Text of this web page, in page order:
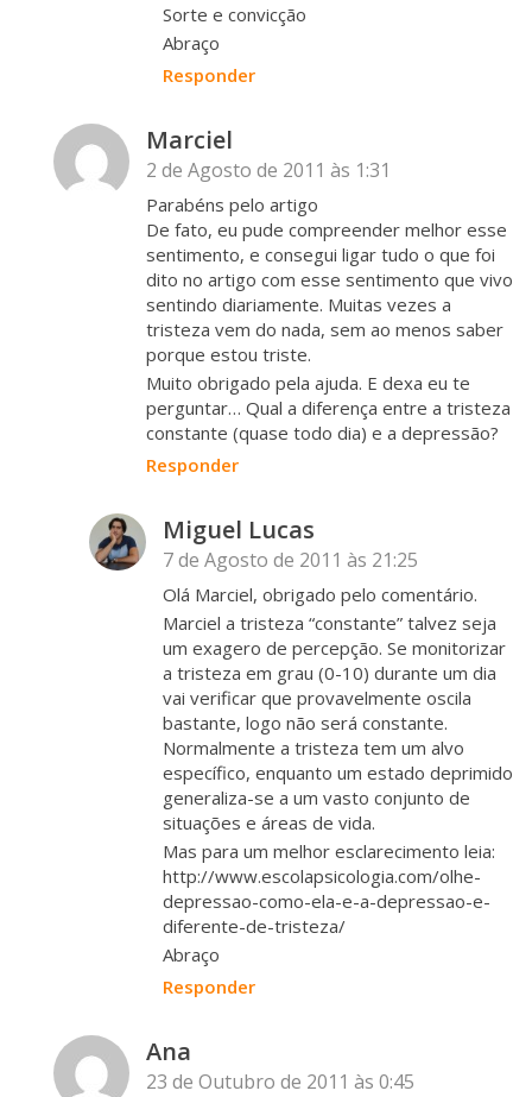
Sorte e convicção
Abraço
Responder
Marciel
2 de Agosto de 2011 às 1:31
Parabéns pelo artigo
De fato, eu pude compreender melhor esse
sentimento, e consegui ligar tudo o que foi
dito no artigo com esse sentimento que vivo
sentindo diariamente. Muitas vezes a
tristeza vem do nada, sem ao menos saber
porque estou triste.
Muito obrigado pela ajuda. E dexa eu te
perguntar… Qual a diferença entre a tristeza
constante (quase todo dia) e a depressão?
Responder
Miguel Lucas
7 de Agosto de 2011 às 21:25
Olá Marciel, obrigado pelo comentário.
Marciel a tristeza “constante” talvez seja
um exagero de percepção. Se monitorizar
a tristeza em grau (0-10) durante um dia
vai verificar que provavelmente oscila
bastante, logo não será constante.
Normalmente a tristeza tem um alvo
específico, enquanto um estado deprimido
generaliza-se a um vasto conjunto de
situações e áreas de vida.
Mas para um melhor esclarecimento leia:
http://www.escolapsicologia.com/olhe-
depressao-como-ela-e-a-depressao-e-
diferente-de-tristeza/
Abraço
Responder
Ana
23 de Outubro de 2011 às 0:45